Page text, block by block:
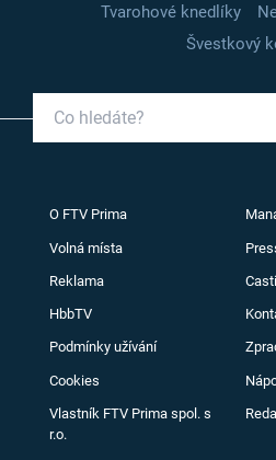
Tvarohové knedlíky
Švestkový
O FTV Prima
Volná místa
Reklama
HbbTV
Podmínky užívání
Cookies
Vlastník FTV Prima spol. s
r.o.